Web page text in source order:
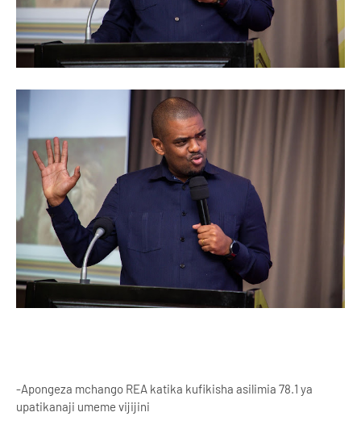
-Apongeza mchango REA katika kufikisha asilimia 78.1 ya
upatikanaji umeme vijijini